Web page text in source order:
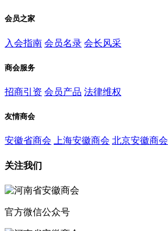
会员之家
入会指南 会员名录 会长风采
商会服务
招商引资 会员产品 法律维权
友情商会
安徽省商会 上海安徽商会 北京安徽商会
关注我们
官方微信公众号